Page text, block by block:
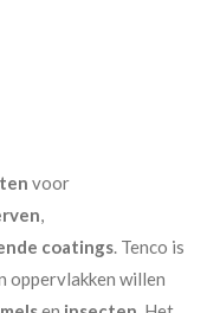
voor
,
coatings. Tenco is
oppervlakken willen